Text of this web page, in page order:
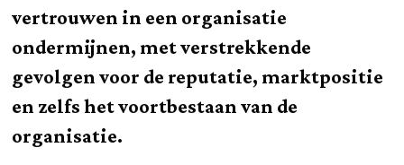
vertrouwen in een organisatie
ondermijnen, met verstrekkende
gevolgen voor de reputatie, marktpositie
en zelfs het voortbestaan van de
organisatie.